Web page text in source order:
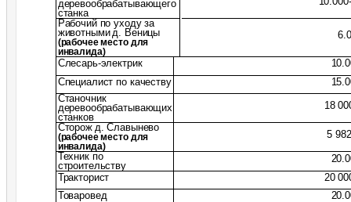
деревообрабатывающего
станка
Рабочий по уходу за
животнымид. Веницы
(рабочее место для
инвалида)
Слесарь-электрик
Специалист по качеству
Станочник
деревообрабатывающих
станков
18
Сторож д. Славынево
(рабочее место для
инвалида)
5
Техник по
строительству
Тракторист
20
Товаровед